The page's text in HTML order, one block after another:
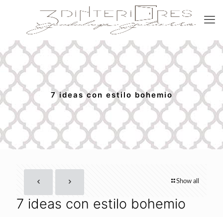
7 ideas con estilo bohemio
Show all
7 ideas con estilo bohemio